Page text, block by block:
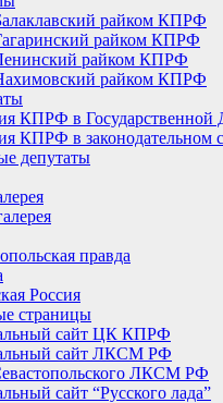
райком КПРФ
райком КПРФ
райком КПРФ
райком КПРФ
КПРФ в Государственной
КПРФ в законодательном
депутаты
правда
Россия
страницы
сайт ЦК КПРФ
сайт ЛКСМ РФ
ЛКСМ РФ
сайт “Русского лада”